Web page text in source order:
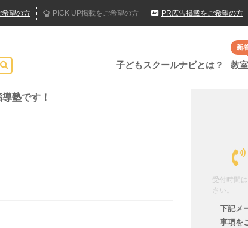
希望の方 PICK UP掲載をご希望の方 PR広告掲載をご希望の方
子どもスクールナビとは？
新
教
塾です！
受付時間は
さい。
下記メ
事項を